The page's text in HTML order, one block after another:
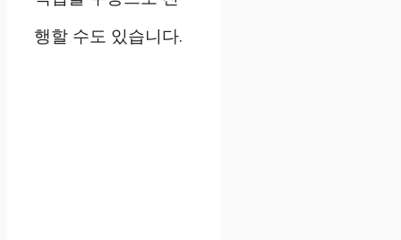
행할 수도 있습니다.